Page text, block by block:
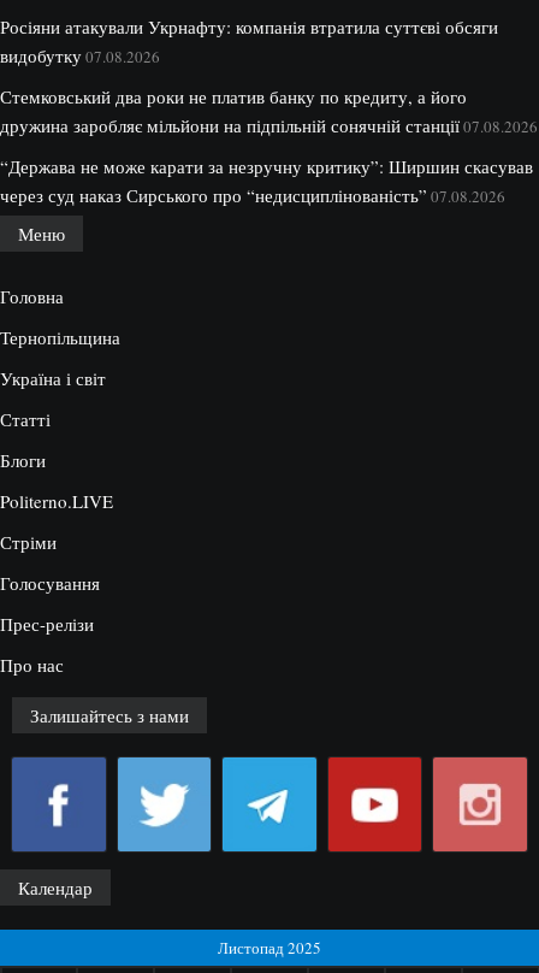
Росіяни атакували Укрнафту: компанія втратила суттєві обсяги
видобутку07.08.2026
Стемковський два роки не платив банку по кредиту, а його
дружина заробляє мільйони на підпільній сонячній станції07.08.2026
“Держава не може карати за незручну критику”: Ширшин скасував
через суд наказ Сирського про “недисциплінованість” 07.08.2026
Меню
Головна
Тернопільщина
Україна і світ
Статті
Блоги
Politerno.LIVE
Стріми
Голосування
Прес-релізи
Про нас
Залишайтесь з нами
Календар
Листопад 2025